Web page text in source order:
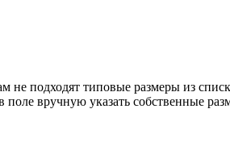
подходят типовые размеры из
вручную указать собственные